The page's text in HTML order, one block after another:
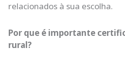
relacionados à sua escolha.
Por que é importante
rural?